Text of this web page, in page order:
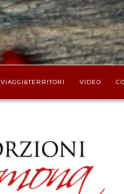
VIAGGI&TERRITORI VIDEO